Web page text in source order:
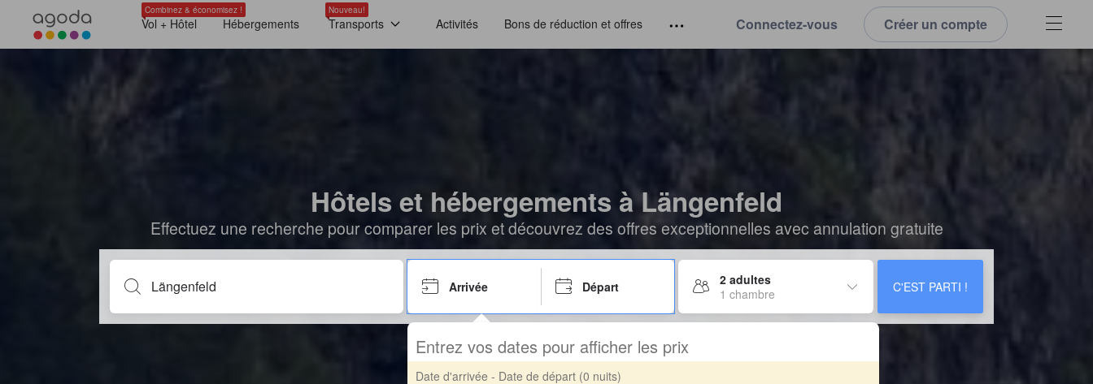
Combinez & économisez !
Vol + Hôtel Hébergements
Nouveau!
Transports Activités Bons de réduction et offres Connectez-vous Créer un compte
Hôtels et hébergements à Längenfeld
Effectuez une recherche pour comparer les prix et découvrez des offres exceptionnelles avec annulation gratuite
Arrivée Départ
2 adultes
1 chambre
C'EST PARTI !
Entrez vos dates pour afficher les prix
Date d'arrivée - Date de départ (0 nuits)